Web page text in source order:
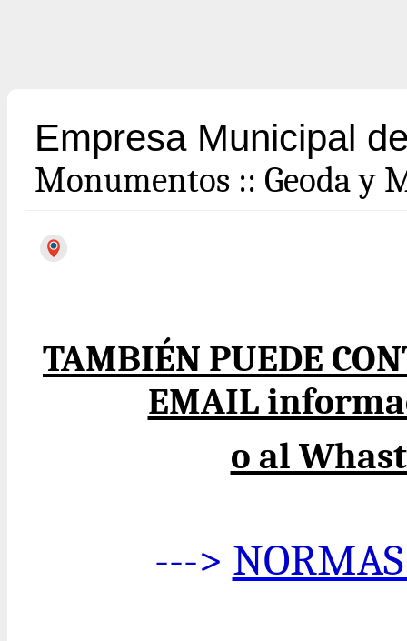
Empresa Municipal
Monumentos :: Geoda y
TAMBIÉN PUEDE
EMAIL
o al
--->